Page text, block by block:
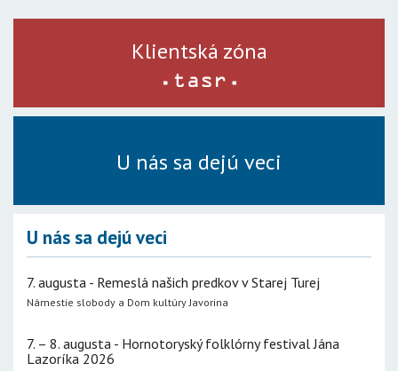
Klientská zóna
U nás sa dejú veci
U nás sa dejú veci
7. augusta - Remeslá našich predkov v Starej Turej
Námestie slobody a Dom kultúry Javorina
7. – 8. augusta - Hornotoryský folklórny festival Jána
Lazoríka 2026